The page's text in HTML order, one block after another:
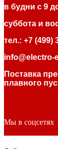
в будни с 9
суббота и
тел.: +7 (499)
info@electro-
Поставка
плавного
Мы в соцсетях